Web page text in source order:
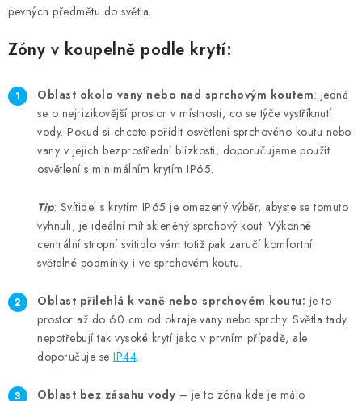
pevných předmětu do světla.
Zóny v koupelně podle krytí:
Oblast okolo vany nebo nad sprchovým koutem: jedná
se o nejrizikovější prostor v místnosti, co se týče vystříknutí
vody. Pokud si chcete pořídit osvětlení sprchového koutu nebo
vany v jejich bezprostřední blízkosti, doporučujeme použít
osvětlení s minimálním krytím IP65.
Tip: Svítidel s krytím IP65 je omezený výběr, abyste se tomuto
vyhnuli, je ideální mít skleněný sprchový kout. Výkonné
centrální stropní svítidlo vám totiž pak zaručí komfortní
světelné podmínky i ve sprchovém koutu.
Oblast přilehlá k vaně nebo sprchovém koutu: je to
prostor až do 60 cm od okraje vany nebo sprchy. Světla tady
nepotřebují tak vysoké krytí jako v prvním případě, ale
doporučuje se IP44.
Oblast bez zásahu vody – je to zóna kde je málo